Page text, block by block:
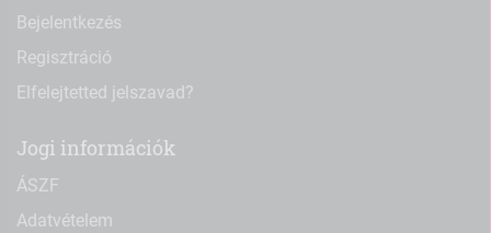
Bejelentkezés
Regisztráció
Elfelejtetted jelszavad?
Jogi információk
ÁSZF
Adatvételem